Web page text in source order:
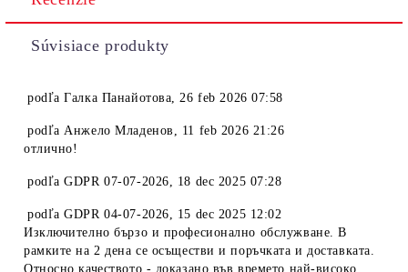
Súvisiace produkty
podľaГалка Панайотова,26 feb 2026 07:58
podľaАнжело Младенов , 11 feb 2026 21:26
отлично!
podľaGDPR 07-07-2026, 18 dec 2025 07:28
podľaGDPR 04-07-2026, 15 dec 2025 12:02
Изключително бързо и професионално обслужване. В
рамките на 2 дена се осъществи и поръчката и доставката.
Относно качеството - доказано във времето най-високо